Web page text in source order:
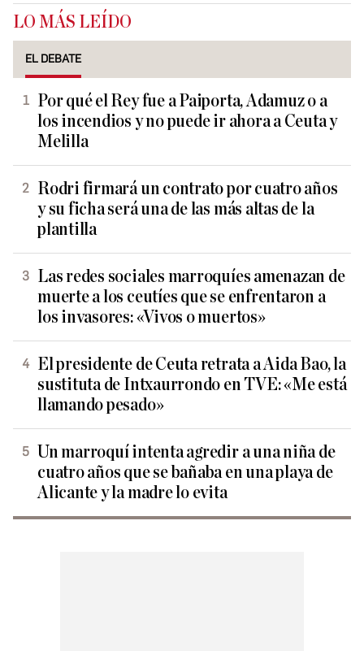
LO MÁS LEÍDO
EL DEBATE
Por qué el Rey fue a Paiporta, Adamuz o a
los incendios y no puede ir ahora a Ceuta y
Melilla
Rodri firmará un contrato por cuatro años
y su ficha será una de las más altas de la
plantilla
Las redes sociales marroquíes amenazan de
muerte a los ceutíes que se enfrentaron a
los invasores: «Vivos o muertos»
El presidente de Ceuta retrata a Aida Bao, la
sustituta de Intxaurrondo en TVE: «Me está
llamando pesado»
Un marroquí intenta agredir a una niña de
cuatro años que se bañaba en una playa de
Alicante y la madre lo evita